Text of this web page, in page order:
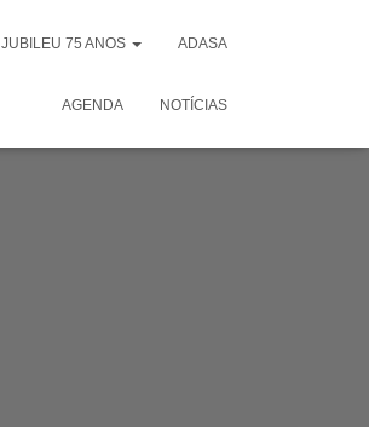
JUBILEU 75 ANOS ADASA
AGENDA NOTÍCIAS